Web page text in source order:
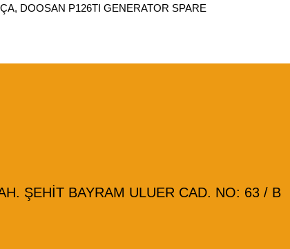
DOOSAN P126TI GENERATOR SPARE
ŞEHİT BAYRAM ULUER CAD. NO: 63 / B